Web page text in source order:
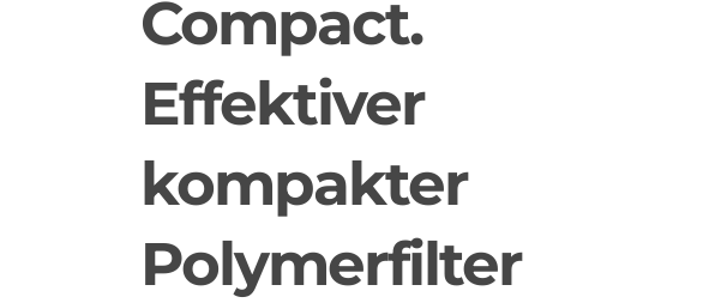
Compact.
Effektiver
kompakter
Polymerfilter